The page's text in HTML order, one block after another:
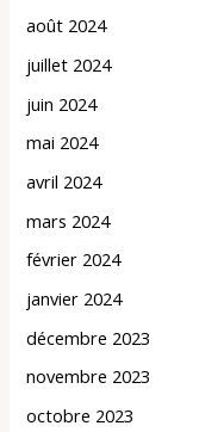
août 2024
juillet 2024
juin 2024
mai 2024
avril 2024
mars 2024
février 2024
janvier 2024
décembre 2023
novembre 2023
octobre 2023